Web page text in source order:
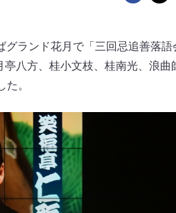
ランド花月で「三回忌追善落語
八方、桂小文枝、桂南光、浪曲
。